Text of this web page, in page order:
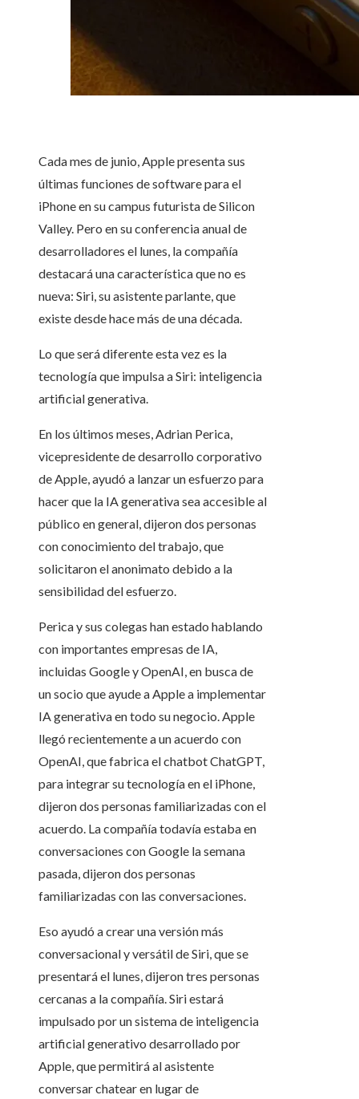
Cada mes de junio, Apple presenta sus
últimas funciones de software para el
iPhone en su campus futurista de Silicon
Valley. Pero en su conferencia anual de
desarrolladores el lunes, la compañía
destacará una característica que no es
nueva: Siri, su asistente parlante, que
existe desde hace más de una década.
Lo que será diferente esta vez es la
tecnología que impulsa a Siri: inteligencia
artificial generativa.
En los últimos meses, Adrian Perica,
vicepresidente de desarrollo corporativo
de Apple, ayudó a lanzar un esfuerzo para
hacer que la IA generativa sea accesible al
público en general, dijeron dos personas
con conocimiento del trabajo, que
solicitaron el anonimato debido a la
sensibilidad del esfuerzo.
Perica y sus colegas han estado hablando
con importantes empresas de IA,
incluidas Google y OpenAI, en busca de
un socio que ayude a Apple a implementar
IA generativa en todo su negocio. Apple
llegó recientemente a un acuerdo con
OpenAI, que fabrica el chatbot ChatGPT,
para integrar su tecnología en el iPhone,
dijeron dos personas familiarizadas con el
acuerdo. La compañía todavía estaba en
conversaciones con Google la semana
pasada, dijeron dos personas
familiarizadas con las conversaciones.
Eso ayudó a crear una versión más
conversacional y versátil de Siri, que se
presentará el lunes, dijeron tres personas
cercanas a la compañía. Siri estará
impulsado por un sistema de inteligencia
artificial generativo desarrollado por
Apple, que permitirá al asistente
conversar chatear en lugar de